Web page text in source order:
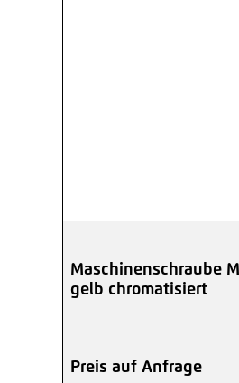
Maschinenschraube
gelb chromatisiert
Preis auf Anfrage